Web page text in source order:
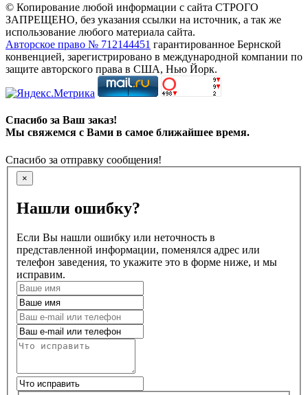
© Копирование любой информации с сайта СТРОГО
ЗАПРЕЩЕНО, без указания ссылки на источник, а так же
использование любого материала сайта.
Авторское право № 712144451 гарантированное Бернской
конвенцией, зарегистрировано в международной компании по
защите авторского права в США, Нью Йорк.
Спасибо за Ваш заказ!
Мы свяжемся с Вами в самое ближайшее время.
Спасибо за отправку сообщения!
×
Нашли ошибку?
Если Вы нашли ошибку или неточность в
представленной информации, поменялся адрес или
телефон заведения, то укажите это в форме ниже, и мы
исправим.